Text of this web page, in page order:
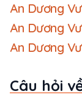
An Dương
An Dương
An Dương
Câu hỏi